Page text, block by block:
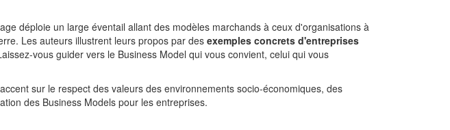
déploie un large éventail allant des modèles marchands à ceux d'organisations à
Les auteurs illustrent leurs propos par des exemples concrets d'entreprises
vous guider vers le Business Model qui vous convient, celui qui vous
sur le respect des valeurs des environnements socio-économiques, des
des Business Models pour les entreprises.